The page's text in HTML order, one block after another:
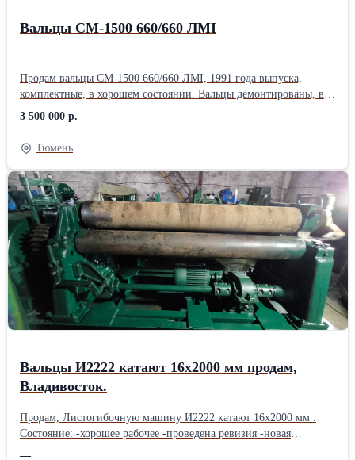
Вальцы СМ-1500 660/660 ЛМI
Продам вальцы СМ-1500 660/660 ЛМI, 1991 года выпуска,
комплектные, в хорошем состоянии. Вальцы демонтированы, в
разобранном виде, готовы к погрузке. Цена: Договорная.
Описание Вальцы СМ-1500 660/660 ЛМI Число валков 2 шт.
Диаметр рабочей части валка 660 мм. Длина рабочей части валка
1500 мм. Фрикция 1:1,14. Окружная скорость валков: переднего
30,4 м/мин; заднего 34,6 м/мин. Производительность вальцов
~80 л/мин. Мощность электродвигателя привода 132 кВт. Число
оборотов электродвигателя привода 985 об/мин. Рабочий зазор
между валками 0,5 — 10 мм . Охлаждение валков: температура
воды 10 — 18 °С; давление 1 — 3 атм; максимальный расход
охлаждающей воды 8 — 12 м3/час.
3 500 000 р.
Тюмень
Вальцы И2222 катают 16х2000 мм продам,
Владивосток.
Продам, Листогибочную машину И2222 катают 16х2000 мм .
Состояние: -хорошее рабочее -проведена ревизия -новая
—